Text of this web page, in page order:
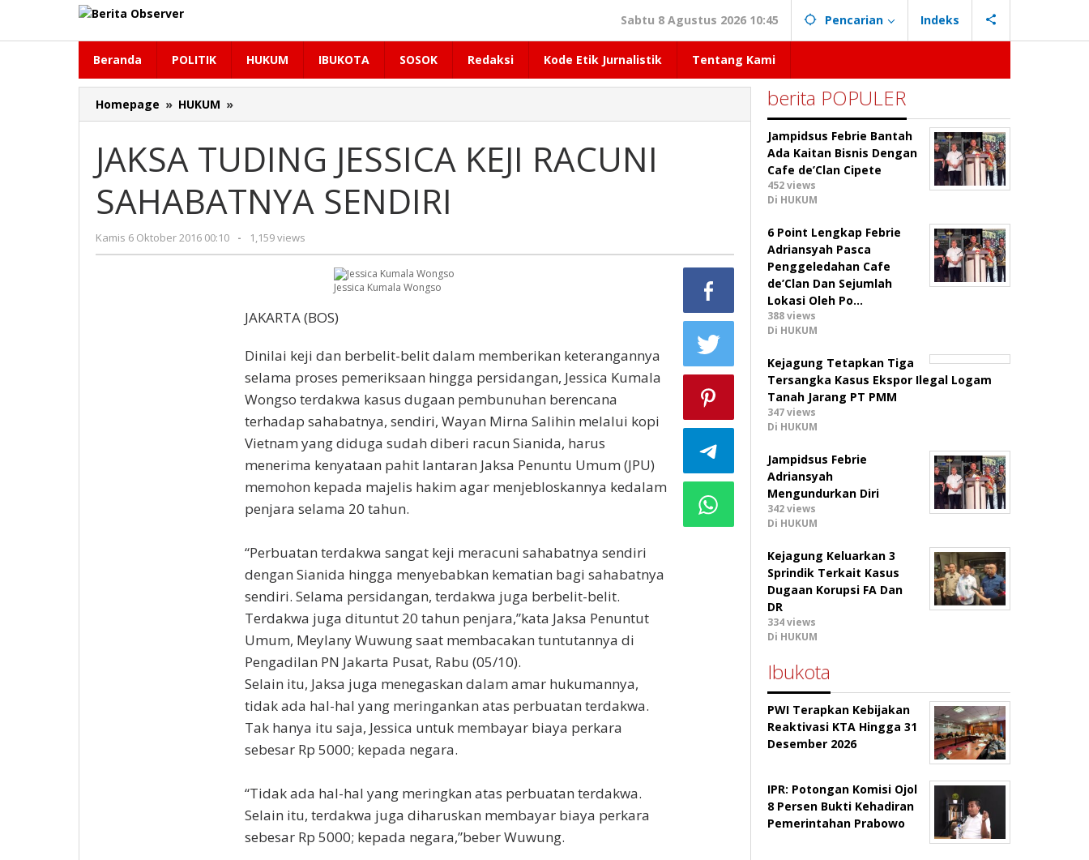
konten
Sabtu 8 Agustus 2026 10:45 Pencarian Indeks
Beranda POLITIK HUKUM IBUKOTA SOSOK Redaksi Kode Etik Jurnalistik Tentang Kami
Homepage » HUKUM »
TUDING
KEJI
RACUNI
SAHABATNYA
SENDIRI
JAKSA TUDING JESSICA KEJI RACUNI
SAHABATNYA SENDIRI
Kamis 6 Oktober 2016 00:10
oleh
Redaksi
- 1,159 views
Jessica Kumala Wongso
JAKARTA (BOS)‎
Dinilai keji dan berbelit-belit dalam memberikan keterangannya
selama proses pemeriksaan hingga persidangan, Jessica Kumala
Wongso terdakwa kasus dugaan pembunuhan berencana
terhadap sahabatnya, sendiri, Wayan Mirna Salihin melalui kopi
Vietnam yang diduga sudah diberi racun Sianida, harus
menerima kenyataan pahit lantaran Jaksa Penuntu Umum (JPU)
memohon kepada majelis hakim agar menjebloskannya kedalam
penjara selama 20 tahun.
“Perbuatan terdakwa sangat keji meracuni sahabatnya sendiri
dengan Sianida hingga menyebabkan kematian bagi sahabatnya
sendiri. Selama persidangan, terdakwa juga berbelit-belit.
Terdakwa juga dituntut 20 tahun penjara,”kata Jaksa Penuntut
Umum, Meylany Wuwung saat membacakan tuntutannya di
Pengadilan PN Jakarta Pusat, Rabu (05/10).
Selain itu, Jaksa juga menegaskan dalam amar hukumannya,
tidak ada hal-hal yang meringankan atas perbuatan terdakwa.
Tak hanya itu saja, Jessica untuk membayar biaya perkara
sebesar Rp 5000; kepada negara.
“Tidak ada hal-hal yang meringkan atas perbuatan terdakwa.
Selain itu, terdakwa juga diharuskan membayar biaya perkara
sebesar Rp 5000; kepada negara,”beber Wuwung.
berita POPULER
Jampidsus Febrie Bantah
Ada Kaitan Bisnis Dengan
Cafe de’Clan Cipete
452 views
Di HUKUM
6 Point Lengkap Febrie
Adriansyah Pasca
Penggeledahan Cafe
de’Clan Dan Sejumlah
Lokasi Oleh Po…
388 views
Di HUKUM
Kejagung Tetapkan Tiga
Tersangka Kasus Ekspor Ilegal Logam
Tanah Jarang PT PMM
347 views
Di HUKUM
Jampidsus Febrie
Adriansyah
Mengundurkan Diri
342 views
Di HUKUM
Kejagung Keluarkan 3
Sprindik Terkait Kasus
Dugaan Korupsi FA Dan
DR
334 views
Di HUKUM
Ibukota
PWI Terapkan Kebijakan
Reaktivasi KTA Hingga 31
Desember 2026
IPR: Potongan Komisi Ojol
8 Persen Bukti Kehadiran
Pemerintahan Prabowo